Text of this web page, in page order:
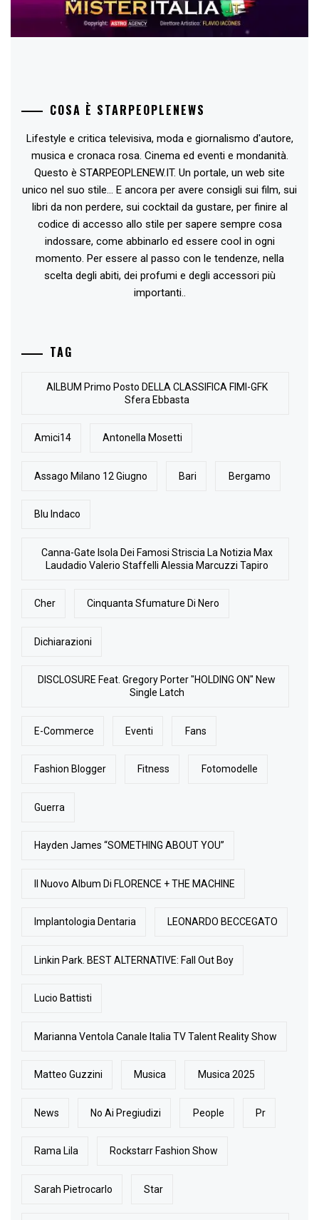
COSA È STARPEOPLENEWS
Lifestyle e critica televisiva, moda e giornalismo d'autore,
musica e cronaca rosa. Cinema ed eventi e mondanità.
Questo è STARPEOPLENEW.IT. Un portale, un web site
unico nel suo stile... E ancora per avere consigli sui film, sui
libri da non perdere, sui cocktail da gustare, per finire al
codice di accesso allo stile per sapere sempre cosa
indossare, come abbinarlo ed essere cool in ogni
momento. Per essere al passo con le tendenze, nella
scelta degli abiti, dei profumi e degli accessori più
importanti..
TAG
AlLBUM Primo Posto DELLA CLASSIFICA FIMI-GFK
Sfera Ebbasta
Amici14 Antonella Mosetti
Assago Milano 12 Giugno Bari Bergamo
Blu Indaco
Canna-Gate Isola Dei Famosi Striscia La Notizia Max
Laudadio Valerio Staffelli Alessia Marcuzzi Tapiro
Cher Cinquanta Sfumature Di Nero
Dichiarazioni
DISCLOSURE Feat. Gregory Porter "HOLDING ON" New
Single Latch
E-Commerce Eventi Fans
Fashion Blogger Fitness Fotomodelle
Guerra
Hayden James “SOMETHING ABOUT YOU”
Il Nuovo Album Di FLORENCE + THE MACHINE
Implantologia Dentaria LEONARDO BECCEGATO
Linkin Park. BEST ALTERNATIVE: Fall Out Boy
Lucio Battisti
Marianna Ventola Canale Italia TV Talent Reality Show
Matteo Guzzini Musica Musica 2025
News No Ai Pregiudizi People Pr
Rama Lila Rockstarr Fashion Show
Sarah Pietrocarlo Star